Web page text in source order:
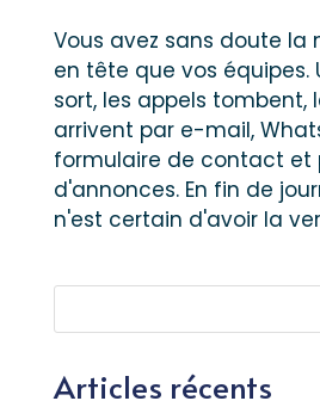
Vous avez sans doute la
en tête que vos équipes.
sort, les appels tombent,
arrivent par e-mail,
formulaire de contact et
d'annonces. En fin de
n'est certain d'avoir la
Articles récents